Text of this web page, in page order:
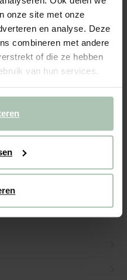
onze site met onze
en analyse. Deze
combineren met andere
of die ze hebben
van hun services.
en een otto longue rechts.
bij...Lees meer
+ opties
2299.00€